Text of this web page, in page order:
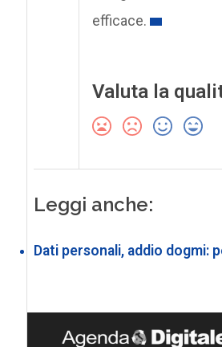
efficace.
Valuta la
Leggi anche:
Dati personali, addio dogmi: